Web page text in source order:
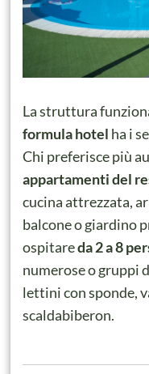
La struttura
formula hotel ha i
Chi preferisce più
appartamenti del
cucina attrezzata,
balcone o giardino
ospitareda 2 a 8
numerose o gruppi
lettini con sponde,
scaldabiberon.